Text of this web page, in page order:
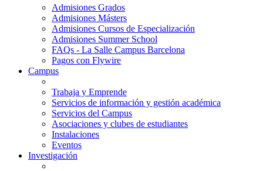
Admisiones Grados
Admisiones Másters
Admisiones Cursos de Especialización
Admisiones Summer School
FAQs - La Salle Campus Barcelona
Pagos con Flywire
Campus
Trabaja y Emprende
Servicios de información y gestión académica
Servicios del Campus
Asociaciones y clubes de estudiantes
Instalaciones
Eventos
Investigación